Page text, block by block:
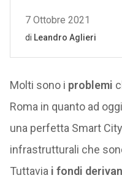
Molti sono i problemi
Roma in quanto ad
una perfetta Smart
infrastrutturali che
Tuttavia i fondi